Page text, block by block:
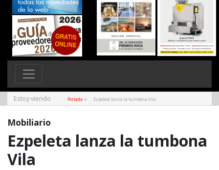
Estoy viendo Portada » Ezpeleta lanza la tumbona Vila
Mobiliario
Ezpeleta lanza la tumbona
Vila